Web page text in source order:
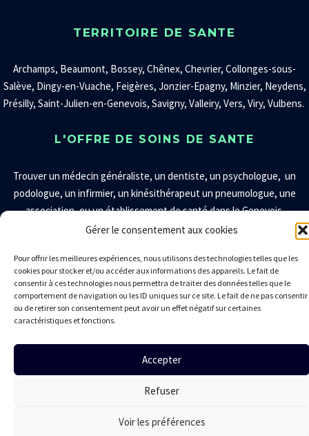
Gérer le consentement aux cookies
Pour offrir les meilleures expériences, nous utilisons des technologies telles que les
cookies pour stocker et/ou accéder aux informations des appareils. Le fait de
consentir à ces technologies nous permettra de traiter des données telles que le
comportement de navigation ou les ID uniques sur ce site. Le fait de ne pas consentir
ou de retirer son consentement peut avoir un effet négatif sur certaines
caractéristiques et fonctions.
Accepter
Refuser
Voir les préférences
TERRITOIRE DE SANTE
Archamps, Beaumont, Bossey, Chênex, Chevrier, Collonges-sous-
Salève, Dingy-en-Vuache, Feigères, Jonzier-Epagny, Minzier, Neydens,
Présilly, Saint-Julien-en-Genevois, Savigny, Valleiry, Vers, Viry, Vulbens.
L'OFFRE DE SOINS DE SANTE
Trouver un médecin généraliste, un dentiste, un psychologue, un
podologue, un infirmier, un kinésithérapeutun pneumologue, une
association,ou un établissement de santé dans le Genevois.
Présentation
Territoire
Conseil administration
Réalisation © Bluekat Digital 2024-2026